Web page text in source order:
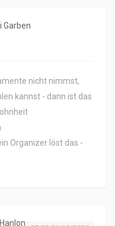
Garben
nicht nimmst,
kannst - dann ist das
Organizer löst das -